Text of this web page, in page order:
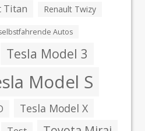
Titan Renault Twizy
Autos
Tesla Model 3
Model S
Tesla Model X